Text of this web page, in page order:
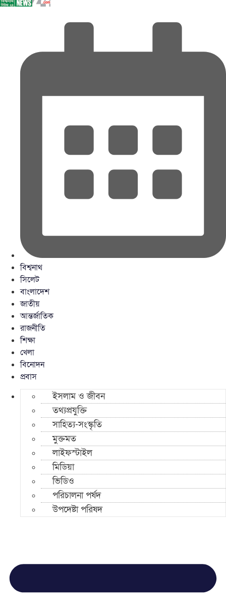
বিশ্বনাথ
সিলেট
বাংলাদেশ
জাতীয়
আন্তর্জাতিক
রাজনীতি
শিক্ষা
খেলা
বিনোদন
প্রবাস
ইসলাম ও জীবন
তথ্যপ্রযুক্তি
সাহিত্য-সংস্কৃতি
মুক্তমত
লাইফস্টাইল
মিডিয়া
ভিডিও
পরিচালনা পর্ষদ
উপদেষ্টা পরিষদ